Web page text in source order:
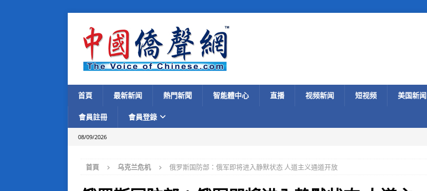
首頁 最新新闻 熱門新聞 智能體中心 直播 视频新闻 短视频 美国新闻
會員註冊 會員登錄
08/09/2026
首頁 乌克兰危机 俄罗斯国防部：俄军即将进入静默状态 人道主义通道开放